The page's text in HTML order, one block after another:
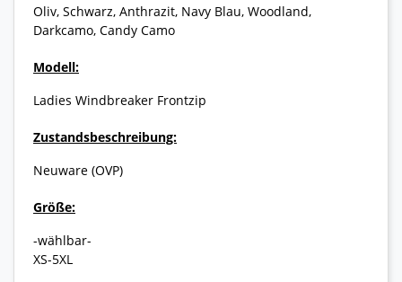
Oliv, Schwarz, Anthrazit, Navy Blau, Woodland,
Darkcamo, Candy Camo
Modell:
Ladies Windbreaker Frontzip
Zustandsbeschreibung:
Neuware (OVP)
Größe:
-wählbar-
XS-5XL